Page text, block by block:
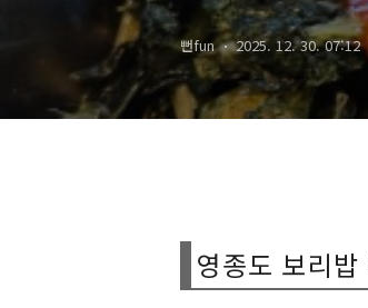
뻔fun 2025. 12. 30. 07:12
영종도 보리